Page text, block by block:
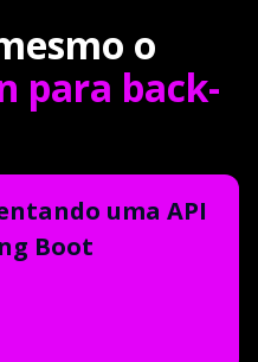
o
para back-
uma API
Boot